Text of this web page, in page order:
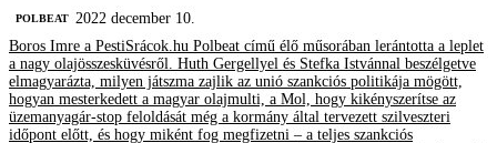
‎POLBEAT
2022 december 10.
Boros Imre a PestiSrácok.hu Polbeat című élő műsorában lerántotta a leplet
a nagy olajösszesküvésről. Huth Gergellyel és Stefka Istvánnal beszélgetve
elmagyarázta, milyen játszma zajlik az unió szankciós politikája mögött,
hogyan mesterkedett a magyar olajmulti, a Mol, hogy kikényszerítse az
üzemanyagár-stop feloldását még a kormány által tervezett szilveszteri
időpont előtt, és hogy miként fog megfizetni – a teljes szankciós